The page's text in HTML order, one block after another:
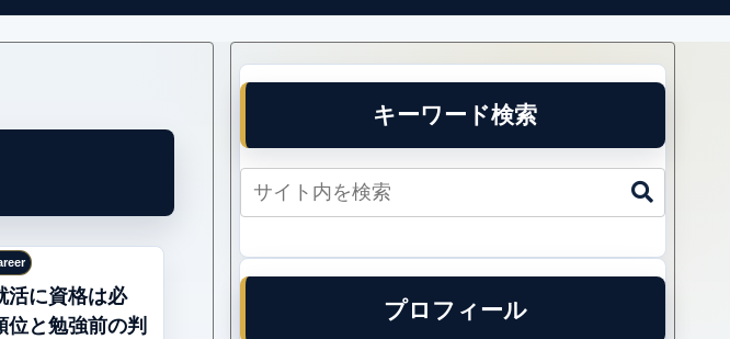
活に資格は必
位と勉強前の判
キーワード検索
プロフィール